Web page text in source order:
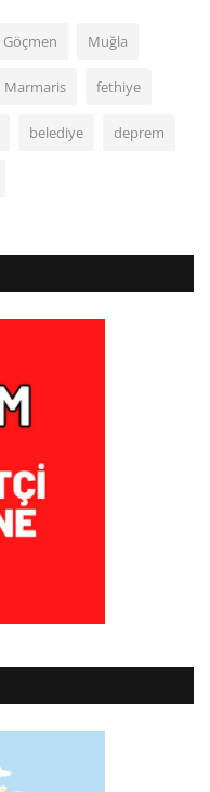
Göçmen Muğla
Marmaris fethiye
belediye deprem